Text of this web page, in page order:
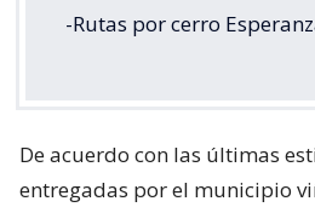
-Rutas por cerro
De acuerdo con las últimas
entregadas por el municipio